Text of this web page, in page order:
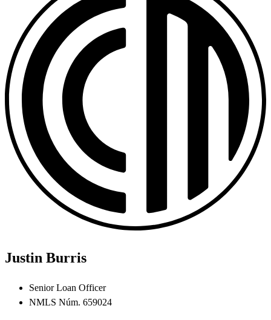
Justin Burris
Senior Loan Officer
NMLS Núm. 659024